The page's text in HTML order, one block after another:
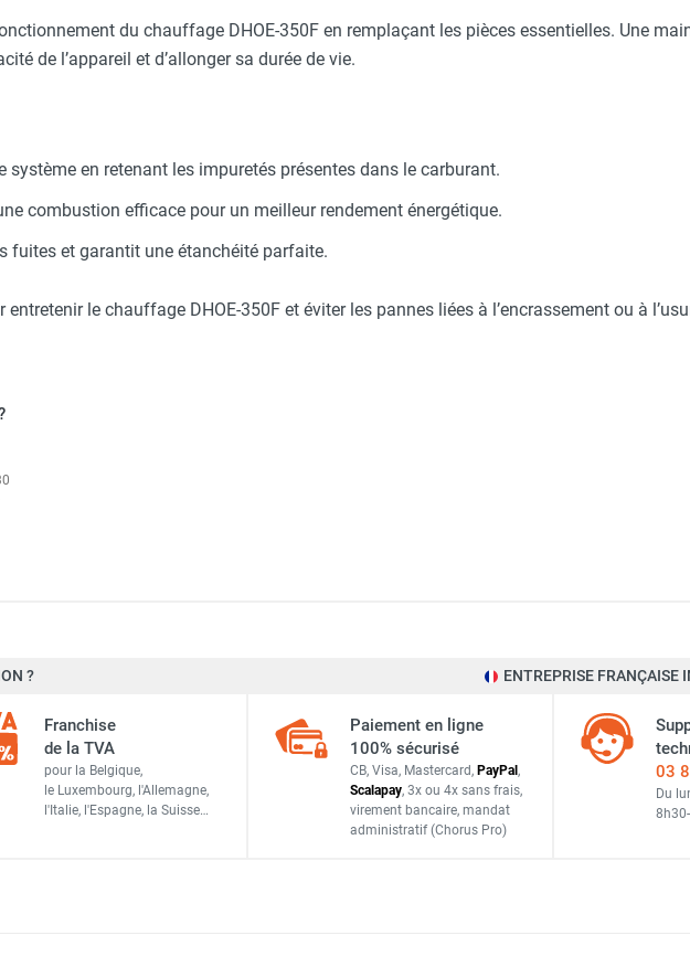
DHOE-350F - VELTRONdu chauffage DHOE-350F en remplaçant les pièces essentielles. Une
de l’appareil et d’allonger sa durée de vie.
système en retenant les impuretés présentes dans le carburant.
combustion efficace pour un meilleur rendement énergétique.
fuites et garantit une étanchéité parfaite.
le chauffage DHOE-350F et éviter les pannes liées à l’encrassement ou à
KIT
ACCESSOIRES
? ENTREPRISE FRANÇAISE
Franchise
de la TVA
pour la Belgique,
le Luxembourg, l'Allemagne,
l'Italie, l'Espagne, la Suisse…
Paiement en ligne
100% sécurisé
CB, Visa, Mastercard, PayPal ,
Scalapay, 3x ou 4x sans frais,
virement bancaire, mandat
administratif (Chorus Pro)
03
Du